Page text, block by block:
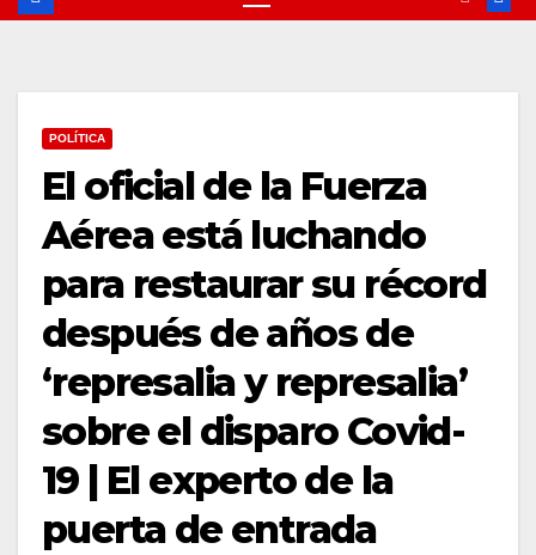
POLÍTICA
El oficial de la Fuerza
Aérea está luchando
para restaurar su récord
después de años de
‘represalia y represalia’
sobre el disparo Covid-
19 | El experto de la
puerta de entrada